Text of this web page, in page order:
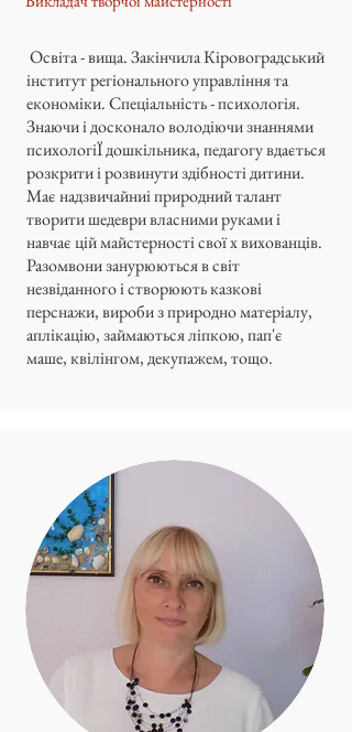
Освіта - вища. Закінчила Кіровоградський
інститут регіонального управління та
економіки. Спеціальність - психологія.
Знаючи і досконало володіючи знаннями
психологіЇ дошкільника, педагогу вдається
розкрити і розвинути здібності дитини.
Має надзвичайниі природний талант
творити шедеври власними руками і
навчає цій майстерності свої х вихованців.
Разомвони занурюються в світ
незвіданного і створюють казкові
перснажи, вироби з природно матеріалу,
аплікацію, займаються ліпкою, пап'є
маше, квілінгом, декупажем, тощо.